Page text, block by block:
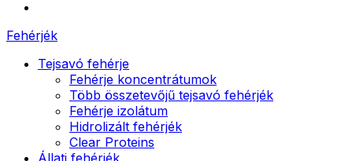
Fehérjék
Tejsavó fehérje
Fehérje koncentrátumok
Több összetevőjű tejsavó fehérjék
Fehérje izolátum
Hidrolizált fehérjék
Clear Proteins
Állati fehérjék